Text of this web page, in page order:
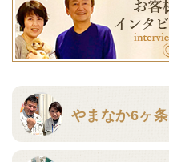
やまなか6ヶ条